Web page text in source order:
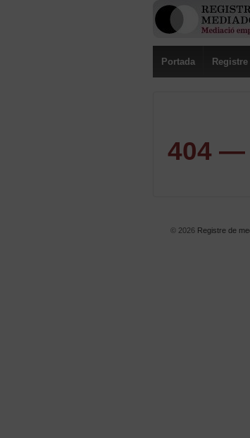
Portada Registre
404 —
© 2026 Registre de